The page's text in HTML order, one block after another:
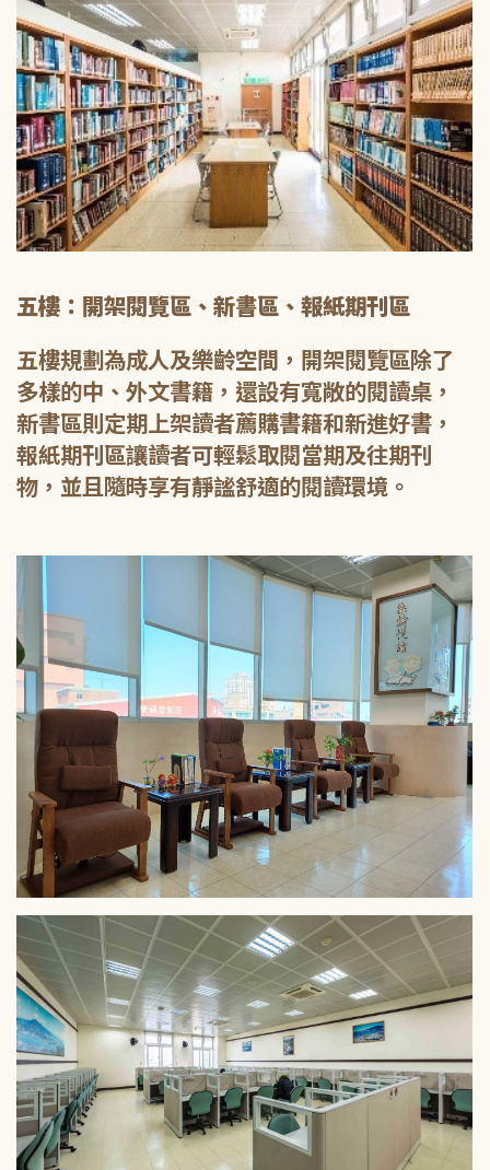
五樓：開架閱覽區、新書區、報紙期刊區
五樓規劃為成人及樂齡空間，開架閱覽區除了
多樣的中、外文書籍，還設有寬敞的閱讀桌，
新書區則定期上架讀者薦購書籍和新進好書，
報紙期刊區讓讀者可輕鬆取閱當期及往期刊
物，並且隨時享有靜謐舒適的閱讀環境。